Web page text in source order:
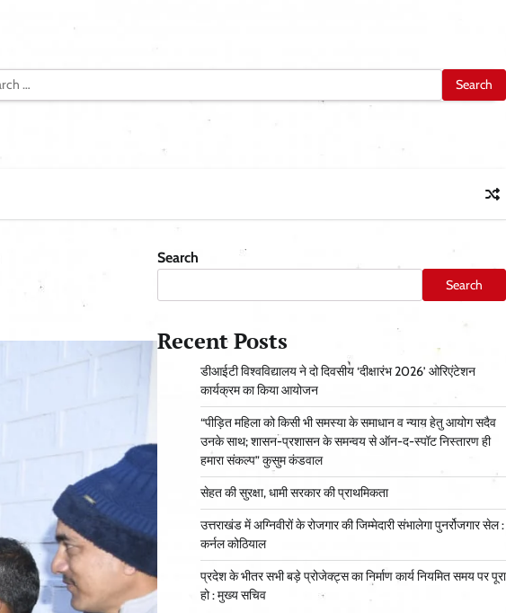
Search
Search
Recent Posts
डीआईटी विश्वविद्यालय ने दो दिवसीय ‘दीक्षारंभ 2026’ ओरिएंटेशन
कार्यक्रम का किया आयोजन
“पीड़ित महिला को किसी भी समस्या के समाधान व न्याय हेतु आयोग सदैव
उनके साथ; शासन-प्रशासन के समन्वय से ऑन-द-स्पॉट निस्तारण ही
हमारा संकल्प” कुसुम कंडवाल
सेहत की सुरक्षा, धामी सरकार की प्राथमिकता
उत्तराखंड में अग्निवीरों के रोजगार की जिम्मेदारी संभालेगा पुनर्रोजगार सेल :
कर्नल कोठियाल
प्रदेश के भीतर सभी बड़े प्रोजेक्ट्स का निर्माण कार्य नियमित समय पर पूरा
हो : मुख्य सचिव